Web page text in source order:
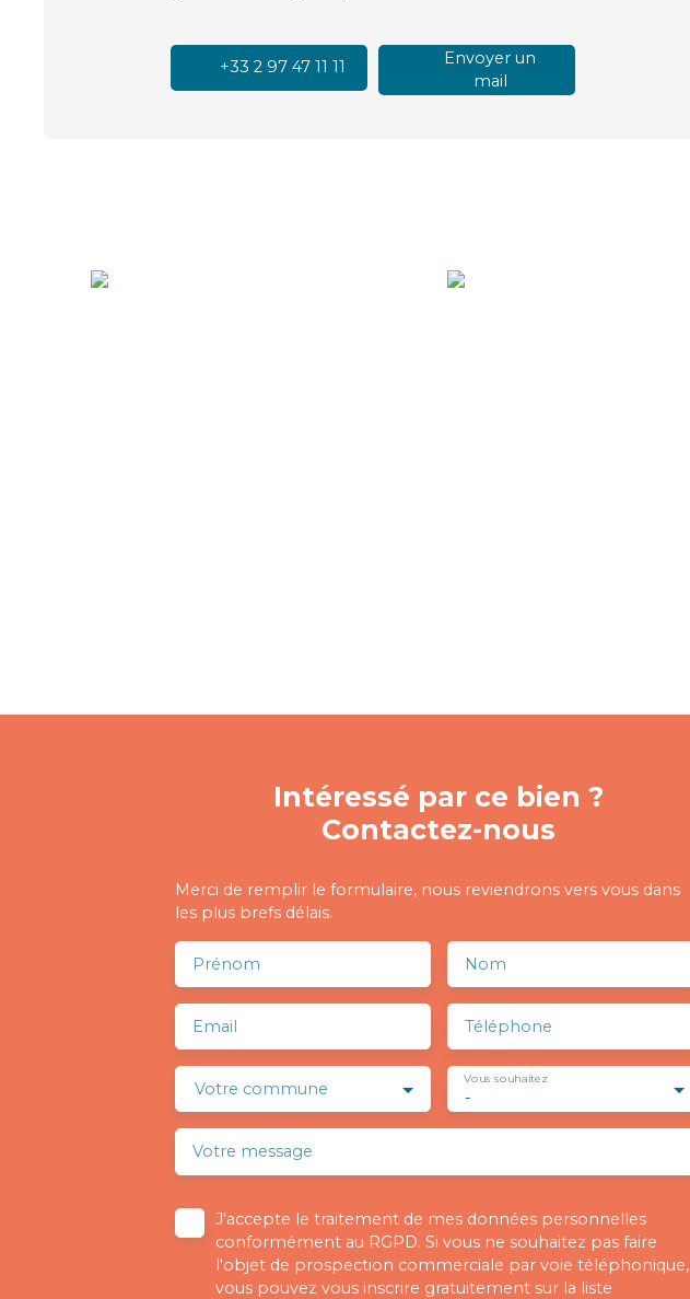
+33 2 97 47 11 11
Envoyer un
mail
Intéressé par ce bien ?
Contactez-nous
Merci de remplir le formulaire, nous reviendrons vers vous dans
les plus brefs délais.
Prénom Nom
Email Téléphone
Votre commune -
Vous souhaitez
Votre message
J'accepte le traitement de mes données personnelles
conformément au RGPD. Si vous ne souhaitez pas faire
l'objet de prospection commerciale par voie téléphonique,
vous pouvez vous inscrire gratuitement sur la liste